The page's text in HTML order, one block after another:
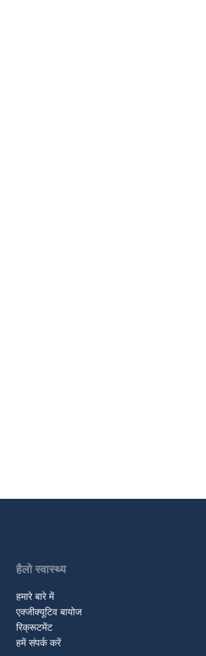
हैलो स्वास्थ्य
हमारे बारे में
एक्जीक्यूटिव बायोज
रिक्रूटमेंट
हमें संपर्क करें